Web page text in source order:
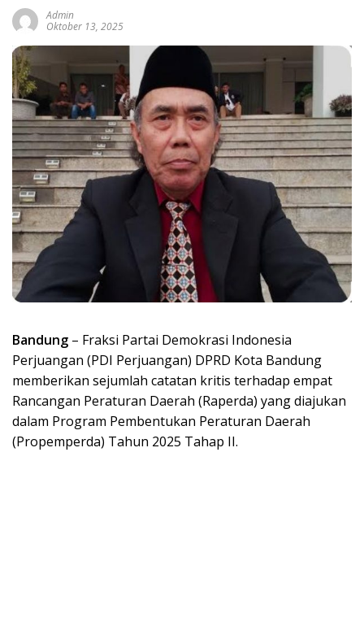
Admin
Oktober 13, 2025
Bandung – Fraksi Partai Demokrasi Indonesia
Perjuangan (PDI Perjuangan) DPRD Kota Bandung
memberikan sejumlah catatan kritis terhadap empat
Rancangan Peraturan Daerah (Raperda) yang diajukan
dalam Program Pembentukan Peraturan Daerah
(Propemperda) Tahun 2025 Tahap II.